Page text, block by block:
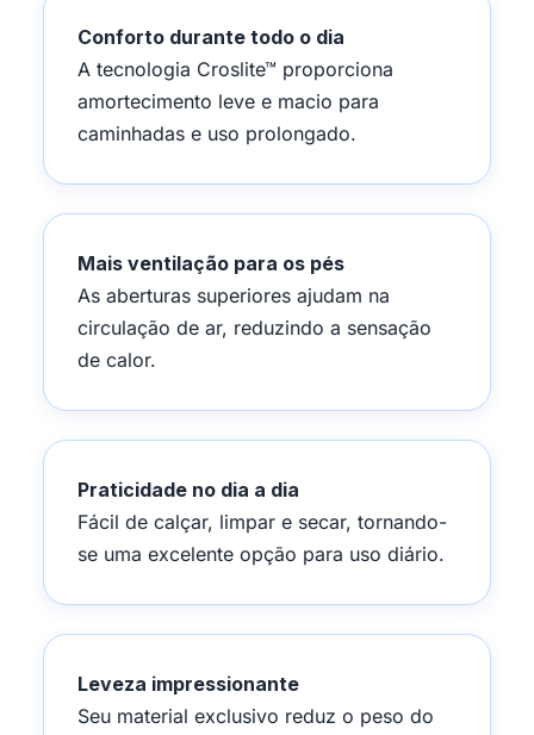
Conforto durante todo o dia
A tecnologia Croslite™ proporciona
amortecimento leve e macio para
caminhadas e uso prolongado.
Mais ventilação para os pés
As aberturas superiores ajudam na
circulação de ar, reduzindo a sensação
de calor.
Praticidade no dia a dia
Fácil de calçar, limpar e secar, tornando-
se uma excelente opção para uso diário.
Leveza impressionante
Seu material exclusivo reduz o peso do